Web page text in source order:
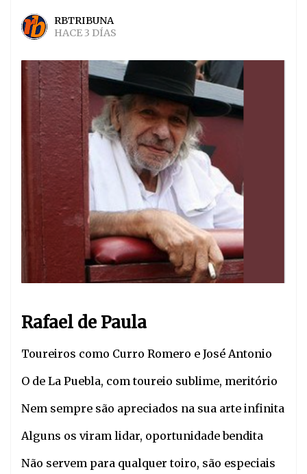
RBTRIBUNA
HACE 3 DÍAS
Rafael de Paula
Toureiros como Curro Romero e José Antonio
O de La Puebla, com toureio sublime, meritório
Nem sempre são apreciados na sua arte infinita
Alguns os viram lidar, oportunidade bendita
Não servem para qualquer toiro, são especiais